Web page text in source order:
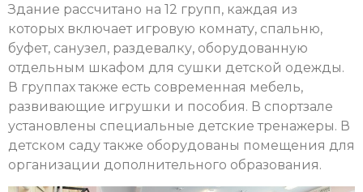
Здание рассчитано на 12 групп, каждая из
которых включает игровую комнату, спальню,
буфет, санузел, раздевалку, оборудованную
отдельным шкафом для сушки детской одежды.
В группах также есть современная мебель,
развивающие игрушки и пособия. В спортзале
установлены специальные детские тренажеры. В
детском саду также оборудованы помещения для
организации дополнительного образования.